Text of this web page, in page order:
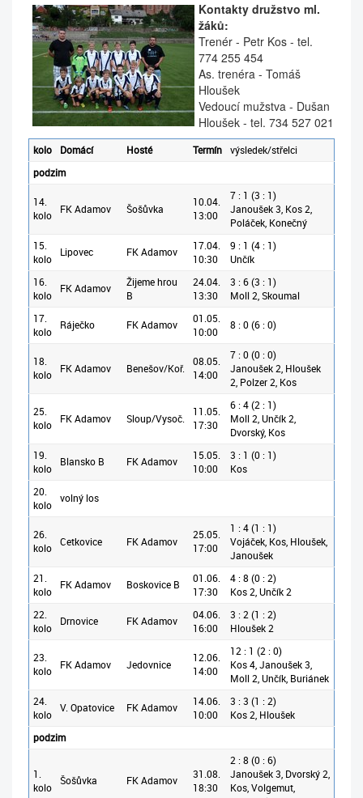
Kontakty družstvo ml.
žáků:
Trenér - Petr Kos - tel.
774 255 454
As. trenéra - Tomáš
Hloušek
Vedoucí mužstva - Dušan
Hloušek - tel. 734 527 021
kolo Domácí Hosté Termín
výsledek/střelci
podzim
14.
kolo
FK Adamov Šošůvka
10.04.
13:00
7 : 1 (3 : 1)
Janoušek 3, Kos 2,
Poláček, Konečný
15.
kolo
Lipovec FK Adamov
17.04.
10:30
9 : 1 (4 : 1)
Unčík
16.
kolo
FK Adamov
Žijeme hrou
B
24.04.
13:30
3 : 6 (3 : 1)
Moll 2, Skoumal
17.
kolo
Ráječko FK Adamov
01.05.
10:00
8 : 0 (6 : 0)
18.
kolo
FK Adamov Benešov/Koř.
08.05.
14:00
7 : 0 (0 : 0)
Janoušek 2, Hloušek
2, Polzer 2, Kos
25.
kolo
FK Adamov Sloup/Vysoč.
11.05.
17:30
6 : 4 (2 : 1)
Moll 2, Unčík 2,
Dvorský, Kos
19.
kolo
Blansko B FK Adamov
15.05.
10:00
3 : 1 (0 : 1)
Kos
20.
kolo
volný los
26.
kolo
Cetkovice FK Adamov
25.05.
17:00
1 : 4 (1 : 1)
Vojáček, Kos, Hloušek,
Janoušek
21.
kolo
FK Adamov Boskovice B
01.06.
17:30
4 : 8 (0 : 2)
Kos 2, Unčík 2
22.
kolo
Drnovice FK Adamov
04.06.
16:00
3 : 2 (1 : 2)
Hloušek 2
23.
kolo
FK Adamov Jedovnice
12.06.
14:00
12 : 1 (2 : 0)
Kos 4, Janoušek 3,
Moll 2, Unčík, Buriánek
24.
kolo
V. Opatovice FK Adamov
14.06.
10:00
3 : 3 (1 : 2)
Kos 2, Hloušek
podzim
1.
kolo
Šošůvka FK Adamov
31.08.
18:30
2 : 8 (0 : 6)
Janoušek 3, Dvorský 2,
Kos, Volgemut,